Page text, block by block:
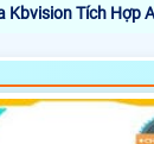
Kbvision Tích Hợp